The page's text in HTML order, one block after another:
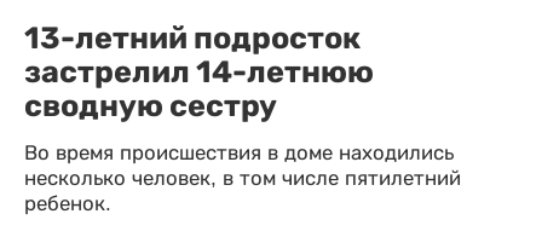
13-летний подросток
застрелил 14-летнюю
сводную сестру
Во время происшествия в доме находились
несколько человек, в том числе пятилетний
ребенок.